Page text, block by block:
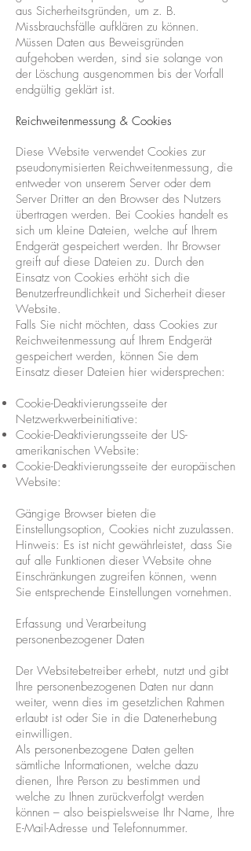
aus Sicherheitsgründen, um z. B.
Missbrauchsfälle aufklären zu können.
Müssen Daten aus Beweisgründen
aufgehoben werden, sind sie solange von
der Löschung ausgenommen bis der Vorfall
endgültig geklärt ist.
Reichweitenmessung & Cookies
Diese Website verwendet Cookies zur
pseudonymisierten Reichweitenmessung, die
entweder von unserem Server oder dem
Server Dritter an den Browser des Nutzers
übertragen werden. Bei Cookies handelt es
sich um kleine Dateien, welche auf Ihrem
Endgerät gespeichert werden. Ihr Browser
greift auf diese Dateien zu. Durch den
Einsatz von Cookies erhöht sich die
Benutzerfreundlichkeit und Sicherheit dieser
Website.
Falls Sie nicht möchten, dass Cookies zur
Reichweitenmessung auf Ihrem Endgerät
gespeichert werden, können Sie dem
Einsatz dieser Dateien hier widersprechen:
Cookie-Deaktivierungsseite der
Netzwerkwerbeinitiative:
Cookie-Deaktivierungsseite der US-
amerikanischen Website:
Cookie-Deaktivierungsseite der europäischen
Website:
Gängige Browser bieten die
Einstellungsoption, Cookies nicht zuzulassen.
Hinweis: Es ist nicht gewährleistet, dass Sie
auf alle Funktionen dieser Website ohne
Einschränkungen zugreifen können, wenn
Sie entsprechende Einstellungen vornehmen.
Erfassung und Verarbeitung
personenbezogener Daten
Der Websitebetreiber erhebt, nutzt und gibt
Ihre personenbezogenen Daten nur dann
weiter, wenn dies im gesetzlichen Rahmen
erlaubt ist oder Sie in die Datenerhebung
einwilligen.
Als personenbezogene Daten gelten
sämtliche Informationen, welche dazu
dienen, Ihre Person zu bestimmen und
welche zu Ihnen zurückverfolgt werden
können – also beispielsweise Ihr Name, Ihre
E-Mail-Adresse und Telefonnummer.